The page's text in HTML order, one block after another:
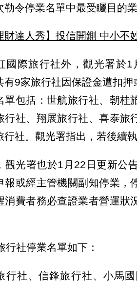
勒令停業名單中最受矚目的業
達人秀】投信開鍘 中小不
國際旅行社外，觀光署於
有9家旅行社因保證金遭扣
單包括：世航旅行社、朝桂
行社、翔展旅行社、喜泰旅
行社。觀光署指出，若後續
觀光署也於1月22日更新公
報或經主管機關副知停業，
消費者務必查證業者營運狀
行社停業名單如下：
行社、信鋒旅行社、小馬